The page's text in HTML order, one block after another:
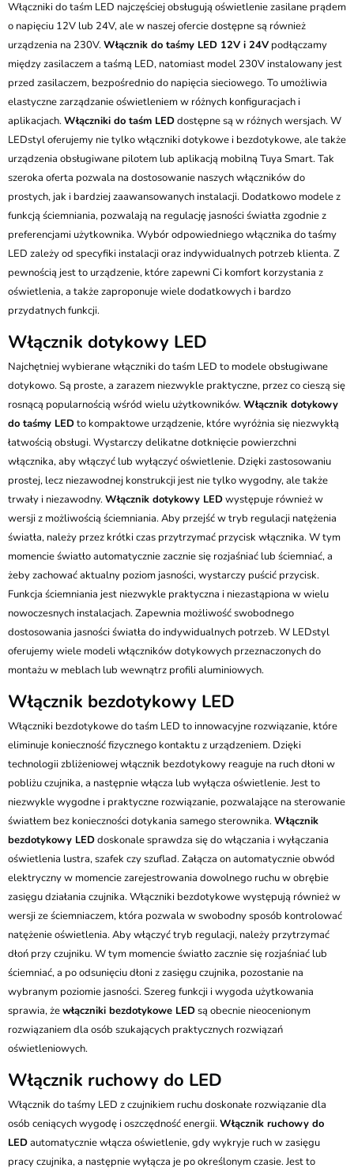
Włączniki do taśm LED najczęściej obsługują oświetlenie zasilane prądem
o napięciu 12V lub 24V, ale w naszej ofercie dostępne są również
urządzenia na 230V.Włącznik do taśmy LED 12V i 24V podłączamy
między zasilaczem a taśmą LED, natomiast model 230V instalowany jest
przed zasilaczem, bezpośrednio do napięcia sieciowego. To umożliwia
elastyczne zarządzanie oświetleniem w różnych konfiguracjach i
aplikacjach.Włączniki do taśm LEDdostępne są w różnych wersjach. W
LEDstyl oferujemy nie tylko włączniki dotykowe i bezdotykowe, ale także
urządzenia obsługiwane pilotem lub aplikacją mobilną Tuya Smart. Tak
szeroka oferta pozwala na dostosowanie naszych włączników do
prostych, jak i bardziej zaawansowanych instalacji. Dodatkowo modele z
funkcją ściemniania, pozwalają na regulację jasności światła zgodnie z
preferencjami użytkownika. Wybór odpowiedniego włącznika do taśmy
LED zależy od specyfiki instalacji oraz indywidualnych potrzeb klienta. Z
pewnością jest to urządzenie, które zapewni Ci komfort korzystania z
oświetlenia, a także zaproponuje wiele dodatkowych i bardzo
przydatnych funkcji.
Włącznik dotykowy LED
Najchętniej wybierane włączniki do taśm LED to modele obsługiwane
dotykowo. Są proste, a zarazem niezwykle praktyczne, przez co cieszą się
rosnącą popularnością wśród wielu użytkowników.Włącznik dotykowy
do taśmy LEDto kompaktowe urządzenie, które wyróżnia się niezwykłą
łatwością obsługi. Wystarczy delikatne dotknięcie powierzchni
włącznika, aby włączyć lub wyłączyć oświetlenie. Dzięki zastosowaniu
prostej, lecz niezawodnej konstrukcji jest nie tylko wygodny, ale także
trwały i niezawodny.Włącznik dotykowy LEDwystępuje również w
wersji z możliwością ściemniania. Aby przejść w tryb regulacji natężenia
światła, należy przez krótki czas przytrzymać przycisk włącznika. W tym
momencie światło automatycznie zacznie się rozjaśniać lub ściemniać, a
żeby zachować aktualny poziom jasności, wystarczy puścić przycisk.
Funkcja ściemniania jest niezwykle praktyczna i niezastąpiona w wielu
nowoczesnych instalacjach. Zapewnia możliwość swobodnego
dostosowania jasności światła do indywidualnych potrzeb. W LEDstyl
oferujemy wiele modeli włączników dotykowych przeznaczonych do
montażu w meblach lub wewnątrz profili aluminiowych.
Włącznik bezdotykowy LED
Włączniki bezdotykowe do taśm LED to innowacyjne rozwiązanie, które
eliminuje konieczność fizycznego kontaktu z urządzeniem. Dzięki
technologii zbliżeniowej włącznik bezdotykowy reaguje na ruch dłoni w
pobliżu czujnika, a następnie włącza lub wyłącza oświetlenie. Jest to
niezwykle wygodne i praktyczne rozwiązanie, pozwalające na sterowanie
światłem bez konieczności dotykania samego sterownika.Włącznik
bezdotykowy LEDdoskonale sprawdza się do włączania i wyłączania
oświetlenia lustra, szafek czy szuflad. Załącza on automatycznie obwód
elektryczny w momencie zarejestrowania dowolnego ruchu w obrębie
zasięgu działania czujnika. Włączniki bezdotykowe występują również w
wersji ze ściemniaczem, która pozwala w swobodny sposób kontrolować
natężenie oświetlenia. Aby włączyć tryb regulacji, należy przytrzymać
dłoń przy czujniku. W tym momencie światło zacznie się rozjaśniać lub
ściemniać, a po odsunięciu dłoni z zasięgu czujnika, pozostanie na
wybranym poziomie jasności. Szereg funkcji i wygoda użytkowania
sprawia, żewłączniki bezdotykowe LEDsą obecnie nieocenionym
rozwiązaniem dla osób szukających praktycznych rozwiązań
oświetleniowych.
Włącznik ruchowy do LED
Włącznik do taśmy LED z czujnikiem ruchu doskonałe rozwiązanie dla
osób ceniących wygodę i oszczędność energii.Włącznik ruchowy do
LEDautomatycznie włącza oświetlenie, gdy wykryje ruch w zasięgu
pracy czujnika, a następnie wyłącza je po określonym czasie. Jest to